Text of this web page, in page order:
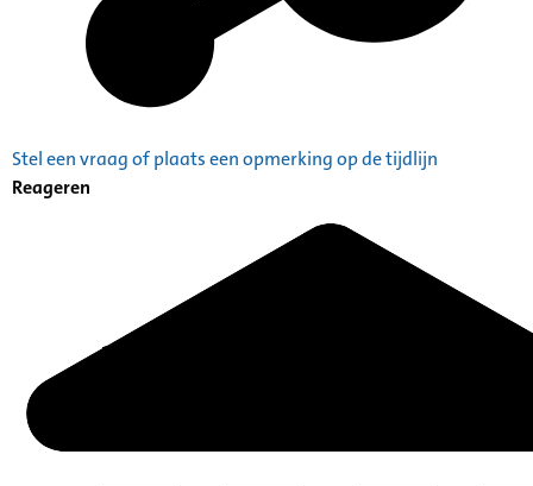
Stel een vraag of plaats een opmerking op de tijdlijn
Reageren